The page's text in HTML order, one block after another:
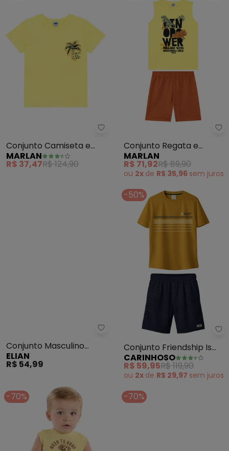
Marlan - Conjunto Camiseta e
Conjunto Camiseta e
Bermuda Moletinho
(Amarelo)
MARLAN
R$ 37,47R$ 124,90
Conjunto Regata e
Bermuda em Moletinho
(Amarelo)
MARLAN
R$ 71,92R$ 89,90
ou 2x de R$ 35,96 sem juros
Elian - Conjunto Masculino
Conjunto Masculino
Infantil (Amarelo)
ELIAN
R$ 54,99
-50%
Conjunto Friendship Is
Magic (Amarelo
Mostarda)
CARINHOSO
R$ 59,95R$ 119,90
ou 2x de R$ 29,97 sem juros
-70% -70%